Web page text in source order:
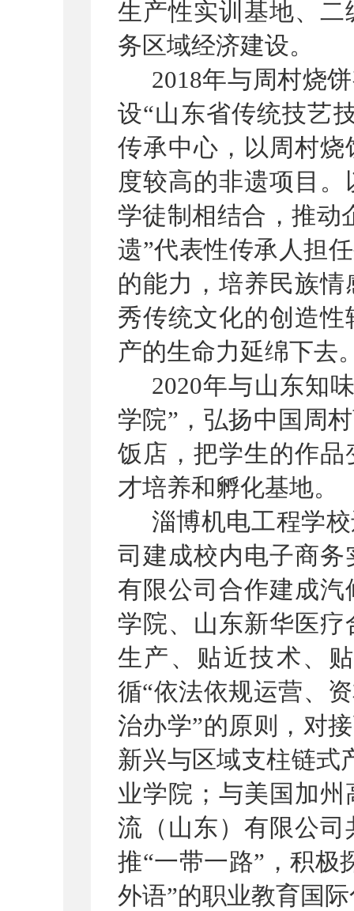
生产性实训基地、
务区域经济建设。
2018年与周村烧
设“山东省传统技艺
传承中心，以周村
度较高的非遗项目
学徒制相结合，推动
遗”代表性传承人担
的能力，培养民族
秀传统文化的创造
产的生命力延绵下去
2020年与山东知
学院” ，弘扬中国周
饭店，把学生的作
才培养和孵化基地。
淄博机电工程学
司建成校内电子商
有限公司合作建成
学院、山东新华医
生产、贴近技术、
循“依法依规运营、
治办学”的原则，对
新兴与区域支柱链式
业学院；与美国加
流（山东）有限公
推“一带一路” ，积极
外语”的职业教育国